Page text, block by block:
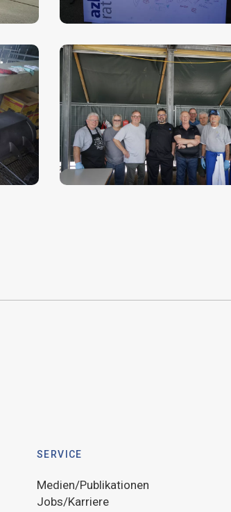
SERVICE
Medien/Publikationen
Jobs/Karriere